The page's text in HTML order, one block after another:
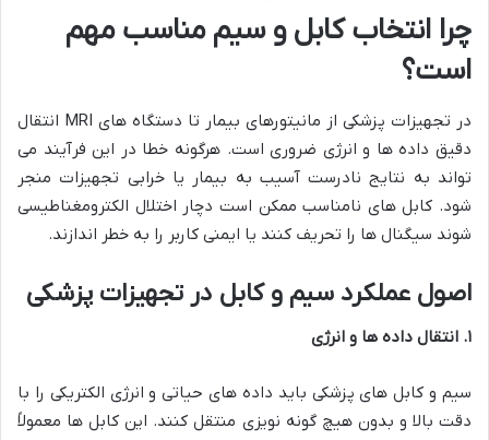
چرا انتخاب کابل و سیم مناسب مهم
است؟
در تجهیزات پزشکی از مانیتورهای بیمار تا دستگاه های MRI انتقال
دقیق داده ها و انرژی ضروری است. هرگونه خطا در این فرآیند می
تواند به نتایج نادرست آسیب به بیمار یا خرابی تجهیزات منجر
شود. کابل های نامناسب ممکن است دچار اختلال الکترومغناطیسی
شوند سیگنال ها را تحریف کنند یا ایمنی کاربر را به خطر اندازند.
اصول عملکرد سیم و کابل در تجهیزات پزشکی
۱. انتقال داده ها و انرژی
سیم و کابل های پزشکی باید داده های حیاتی و انرژی الکتریکی را با
دقت بالا و بدون هیچ گونه نویزی منتقل کنند. این کابل ها معمولاً